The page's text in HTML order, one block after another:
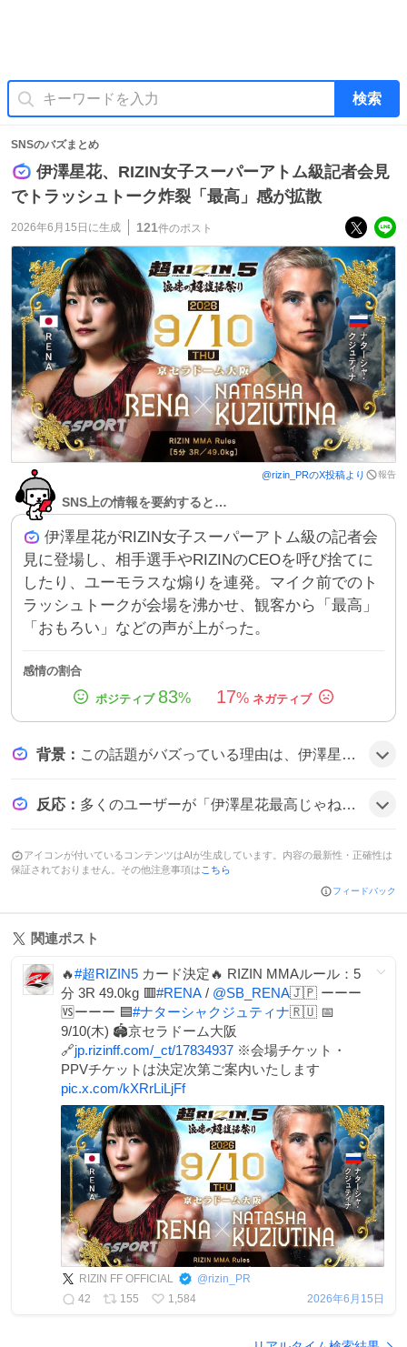
検索
SNSのバズまとめ
伊澤星花、RIZIN女子スーパーアトム級記者会見
でトラッシュトーク炸裂「最高」感が拡散
2026年6月15日 に生成 121件のポスト
@rizin_PRのX投稿より 報告
SNS上の情報を要約すると…
伊澤星花がRIZIN女子スーパーアトム級の記者会
見に登場し、相手選手やRIZINのCEOを呼び捨てに
したり、ユーモラスな煽りを連発。マイク前でのト
ラッシュトークが会場を沸かせ、観客から「最高」
「おもろい」などの声が上がった。
感情の割合
83% 17%
背景 ： この話題がバズっている理由は、伊澤星花の独特なキャラと会見での即興トークが、格闘技ファンだけでなくエンタメ好きにも新鮮な笑いを提供したことがきっかけで、SNS上で多数のリアクションが拡散されたようだ。
反応 ： 多くのユーザーが「伊澤星花最高じゃねーか！」「伊澤星花が一番面白い」「伊澤星花くそおもろい」などと称賛し、会見のトークが「めっちゃ笑える」「最高」だと盛り上がっている様子だ。
アイコンが付いているコンテンツはAIが生成しています。内容の最新性・正確性は
保証されておりません。その他注意事項はこちら
フィードバック
関連ポスト
🔥#超RIZIN5 カード決定🔥 RIZIN MMAルール：5
分 3R 49.0kg 🟥#RENA / @SB_RENA🇯🇵 ーーー
🆚ーーー 🟦#ナターシャクジュティナ🇷🇺 📅
9/10(木) 🏟京セラドーム大阪
🔗jp.rizinff.com/_ct/17834937 ※会場チケット・
PPVチケットは決定次第ご案内いたします
pic.x.com/kXRrLiLjFf
RIZIN FF OFFICIAL @rizin_PR
42
155 1,584 2026年6月15日